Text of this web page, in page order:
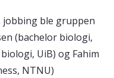
jobbing ble gruppen
(bachelor biologi,
UiB) og Fahim
NTNU)